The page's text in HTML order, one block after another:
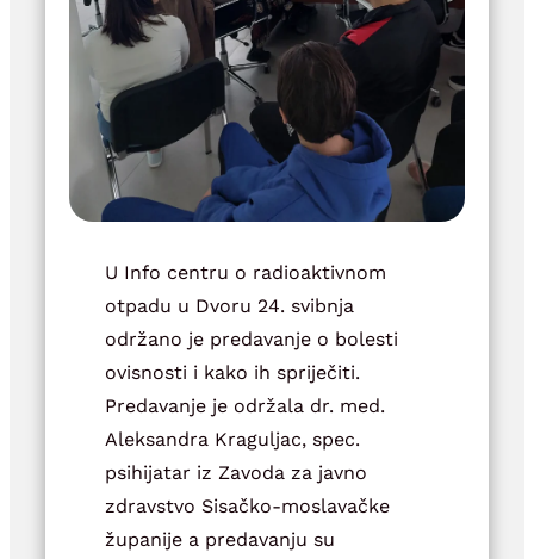
U Info centru o radioaktivnom
otpadu u Dvoru 24. svibnja
održano je predavanje o bolesti
ovisnosti i kako ih spriječiti.
Predavanje je održala dr. med.
Aleksandra Kraguljac, spec.
psihijatar iz Zavoda za javno
zdravstvo Sisačko-moslavačke
županije a predavanju su